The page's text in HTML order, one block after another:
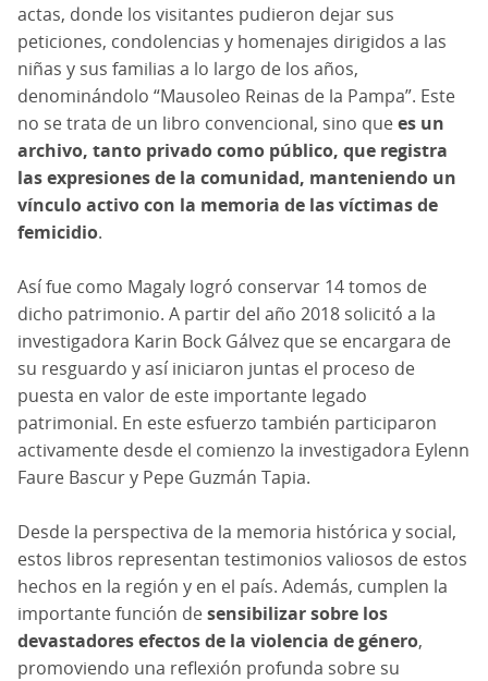
actas, donde los visitantes pudieron dejar sus
peticiones, condolencias y homenajes dirigidos a las
niñas y sus familias a lo largo de los años,
denominándolo “Mausoleo Reinas de la Pampa”. Este
no se trata de un libro convencional, sino quees un
archivo, tanto privado como público, que registra
las expresiones de la comunidad, manteniendo un
vínculo activo con la memoria de las víctimas de
femicidio.
Así fue como Magaly logró conservar 14 tomos de
dicho patrimonio. A partir del año 2018 solicitó a la
investigadora Karin Bock Gálvez que se encargara de
su resguardo y así iniciaron juntas el proceso de
puesta en valor de este importante legado
patrimonial. En este esfuerzo también participaron
activamente desde el comienzo la investigadora Eylenn
Faure Bascur y Pepe Guzmán Tapia.
Desde la perspectiva de la memoria histórica y social,
estos libros representan testimonios valiosos de estos
hechos en la región y en el país. Además, cumplen la
importante función desensibilizar sobre los
devastadores efectos de la violencia de género,
promoviendo una reflexión profunda sobre su